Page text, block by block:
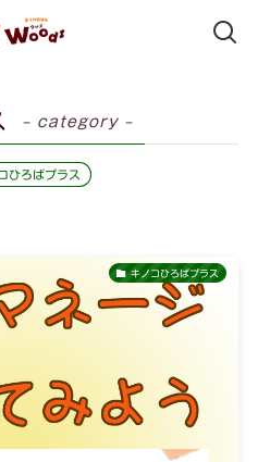
– category –
ひろばプラス
キノコひろばプラス